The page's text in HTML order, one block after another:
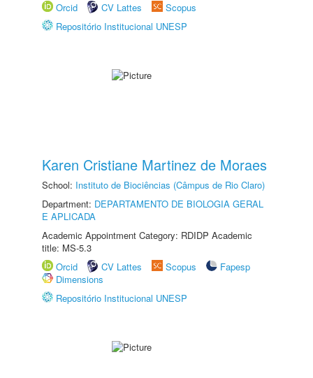
Orcid
CV Lattes
Scopus
Repositório Institucional UNESP
Karen Cristiane Martinez de Moraes
School: Instituto de Biociências (Câmpus de Rio Claro)
Department: DEPARTAMENTO DE BIOLOGIA GERAL
E APLICADA
Academic Appointment Category: RDIDP Academic
title: MS-5.3
Orcid
CV Lattes Scopus
Fapesp
Dimensions
Repositório Institucional UNESP